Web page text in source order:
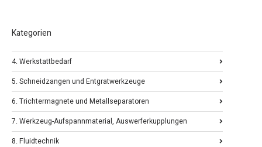
Kategorien
4. Werkstattbedarf
5. Schneidzangen und Entgratwerkzeuge
6. Trichtermagnete und Metallseparatoren
7. Werkzeug-Aufspannmaterial, Auswerferkupplungen
8. Fluidtechnik